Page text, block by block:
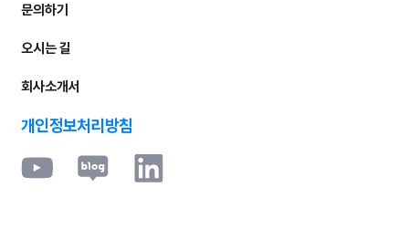
문의하기
오시는 길
회사소개서
개인정보처리방침